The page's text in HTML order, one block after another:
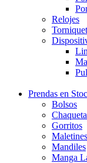
Relojes
Prendas en
Bolsos
Gorritos
Maletines
Mandiles
Manga